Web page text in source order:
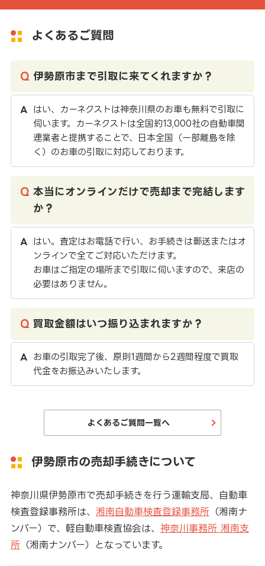
よくあるご質問
伊勢原市まで引取に来てくれますか？
はい、カーネクストは神奈川県のお車も無料で引取に
伺います。カーネクストは全国約13,000社の自動車関
連業者と提携することで、日本全国（一部離島を除
く）のお車の引取に対応しております。
本当にオンラインだけで売却まで完結します
か？
はい。査定はお電話で行い、お手続きは郵送またはオ
ンラインで全てご対応いただけます。
お車はご指定の場所まで引取に伺いますので、来店の
必要はありません。
買取金額はいつ振り込まれますか？
お車の引取完了後、原則1週間から2週間程度で買取
代金をお振込みいたします。
よくあるご質問一覧へ
伊勢原市の売却手続きについて
神奈川県伊勢原市で売却手続きを行う運輸支局、自動車
検査登録事務所は、 湘南自動車検査登録事務所（湘南ナ
ンバー）で、軽自動車検査協会は、 神奈川事務所 湘南支
所（湘南ナンバー）となっています。